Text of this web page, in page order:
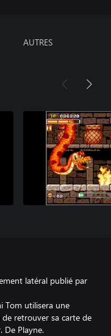
AUTRES
latéral publié par
Tom utilisera une
retrouver sa carte de
De Playne.